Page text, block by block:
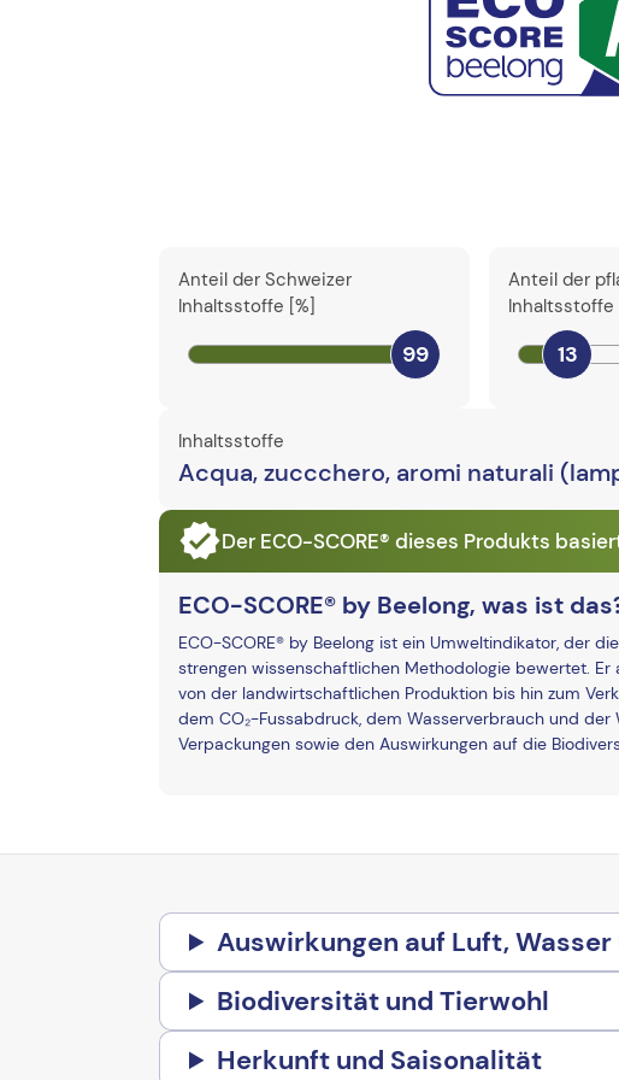
Anteil der Schweizer
Inhaltsstoffe [%]
99
Anteil der
Inhaltsstoffe
13
Inhaltsstoffe
Acqua, zuccchero, aromi naturali
Der ECO-SCORE® dieses Produkts
ECO-SCORE® by Beelong, was ist
ECO-SCORE® by Beelong ist ein Umweltindikator, der
strengen wissenschaftlichen Methodologie bewertet.
von der landwirtschaftlichen Produktion bis hin zum
dem CO₂-Fussabdruck, dem Wasserverbrauch und
Verpackungen sowie den Auswirkungen auf die
Auswirkungen auf Luft, Wasser
Biodiversität und Tierwohl
Herkunft und Saisonalität